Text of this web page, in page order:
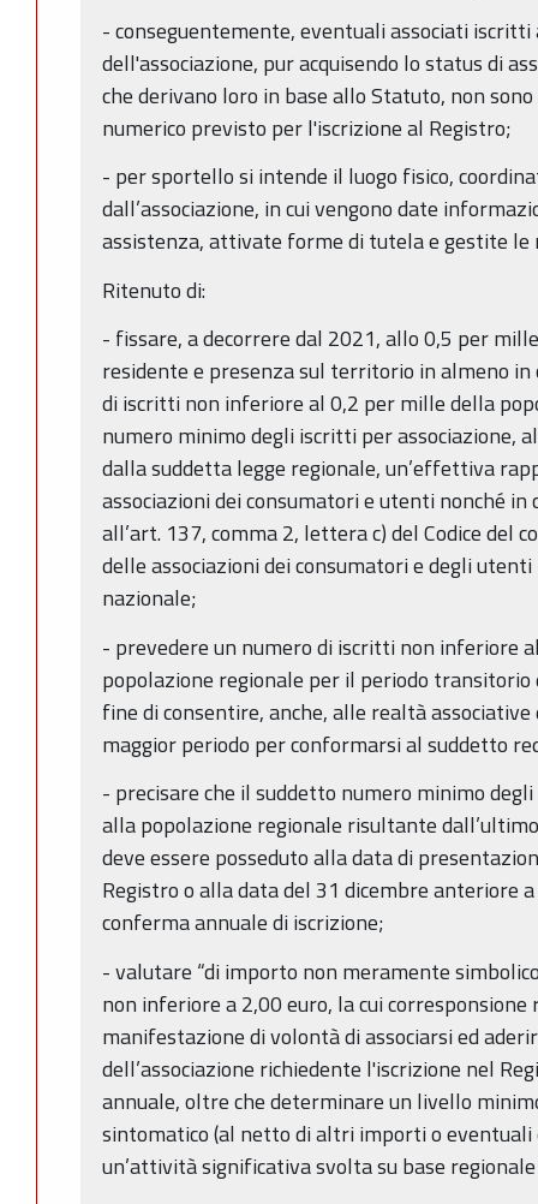
- conseguentemente, eventuali associati
dell'associazione, pur acquisendo lo status di
che derivano loro in base allo Statuto, non
numerico previsto per l'iscrizione al Registro;
- per sportello si intende il luogo fisico,
dall’associazione, in cui vengono date
assistenza, attivate forme di tutela e gestite
Ritenuto di:
- fissare, a decorrere dal 2021, allo 0,5 per
residente e presenza sul territorio in almeno in
di iscritti non inferiore al 0,2 per mille della
numero minimo degli iscritti per associazione,
dalla suddetta legge regionale, un’effettiva
associazioni dei consumatori e utenti nonché
all’art. 137, comma 2, lettera c) del Codice del
delle associazioni dei consumatori e degli
nazionale;
- prevedere un numero di iscritti non inferiore
popolazione regionale per il periodo transitorio
fine di consentire, anche, alle realtà
maggior periodo per conformarsi al suddetto
- precisare che il suddetto numero minimo
alla popolazione regionale risultante
deve essere posseduto alla data di
Registro o alla data del 31 dicembre anteriore
conferma annuale di iscrizione;
- valutare “di importo non meramente
non inferiore a 2,00 euro, la cui
manifestazione di volontà di associarsi ed
dell’associazione richiedente l'iscrizione nel
annuale, oltre che determinare un livello
sintomatico (al netto di altri importi o
un’attività significativa svolta su base regionale